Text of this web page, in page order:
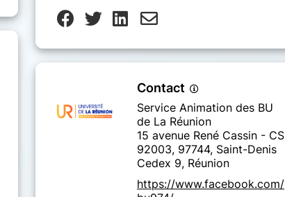
Contact
Service Animation des BU
de La Réunion
15 avenue René Cassin - CS
92003, 97744, Saint-Denis
Cedex 9, Réunion
https://www.facebook.com/